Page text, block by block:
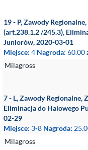
19 - P, Zawody
(art.238.1.2 /245.3),
Juniorów, 2020-03-01
Miejsce: 4 Nagroda: 60.00
Milagross
7 - L, Zawody Regionalne,
Eliminacja do Halowego
02-29
Miejsce: 3-8 Nagroda:
Milagross